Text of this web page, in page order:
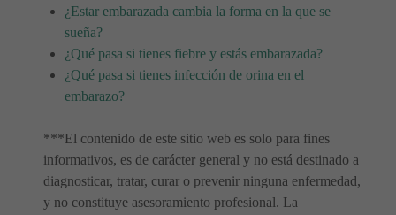
¿Estar embarazada cambia la forma en la que se
sueña?
¿Qué pasa si tienes fiebre y estás embarazada?
¿Qué pasa si tienes infección de orina en el
embarazo?
***El contenido de este sitio web es solo para fines
informativos, es de carácter general y no está destinado a
diagnosticar, tratar, curar o prevenir ninguna enfermedad,
y no constituye asesoramiento profesional. La